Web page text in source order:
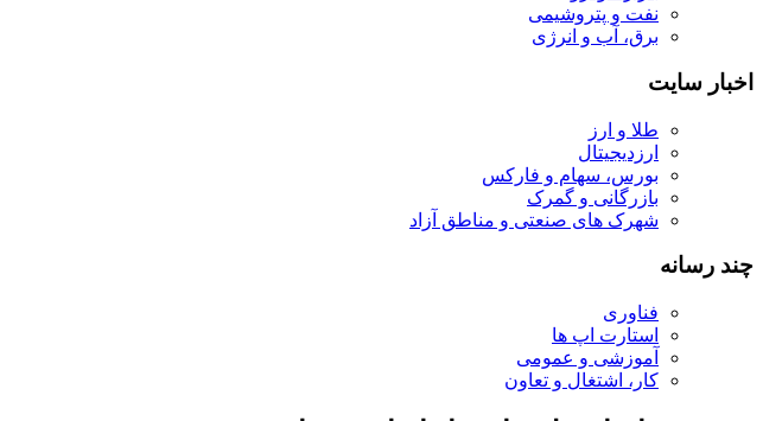
نفت و پتروشیمی
برق، آب و انرژی
اخبار سایت
طلا و ارز
ارزدیجیتال
بورس، سهام و فارکس
بازرگانی و گمرک
شهرک های صنعتی و مناطق آزاد
چند رسانه
فناوری
استارت اپ ها
آموزشی و عمومی
کار، اشتغال و تعاون